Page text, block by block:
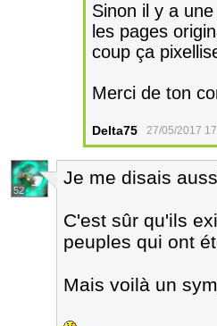
Sinon il y a
les pages
coup ça
Merci de ton
Delta75 27/05/2017
52
Je me disais
C'est sûr qu'ils
peuples qui ont
Mais voilà un